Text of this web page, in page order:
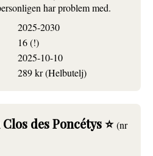
har problem med.
2025-2030
16 (!)
2025-10-10
289 kr (Helbutelj)
des Poncétys ⭐(nr